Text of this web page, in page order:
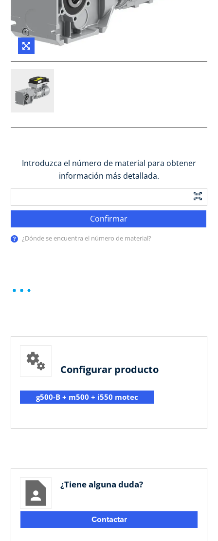
Introduzca el número de material para obtener
información más detallada.
Confirmar
¿Dónde se encuentra el número de material?
Configurar producto
g500-B + m500 + i550 motec
¿Tiene alguna duda?
Contactar